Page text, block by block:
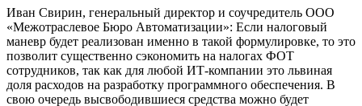
Иван Свирин, генеральный директор и соучредитель ООО
«Межотраслевое Бюро Автоматизации»: Если налоговый
маневр будет реализован именно в такой формулировке, то это
позволит существенно сэкономить на налогах ФОТ
сотрудников, так как для любой ИТ-компании это львиная
доля расходов на разработку программного обеспечения. В
свою очередь высвободившиеся средства можно будет